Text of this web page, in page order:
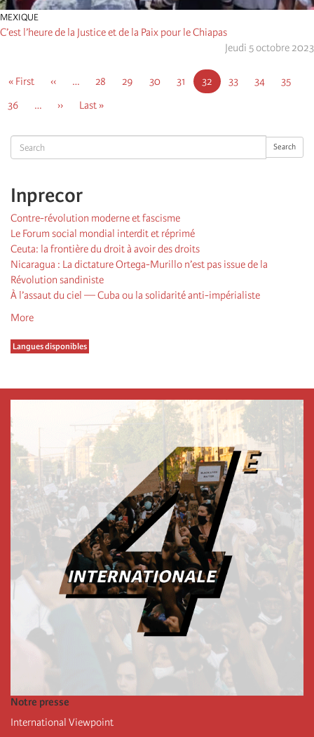
Search Search
Inprecor
Contre-révolution moderne et fascisme
Le Forum social mondial interdit et réprimé
Ceuta: la frontière du droit à avoir des droits
Nicaragua : La dictature Ortega-Murillo n’est pas issue de la
Révolution sandiniste
À l’assaut du ciel — Cuba ou la solidarité anti-impérialiste
More
Langues disponibles
MEXIQUE
C’est l’heure de la Justice et de la Paix pour le Chiapas
Jeudi 5 octobre 2023
First
« First
Page
‹‹ … Page
28 Page
29 Page
30 Page
31
Page
courante
32 Page
33 Page
34 Page
35
Page
36 …
Page
››
Dernière
Last »
Notre presse
International Viewpoint